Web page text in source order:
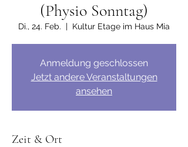
(Physio Sonntag)
Di., 24. Feb.
  |
Kultur Etage im Haus Mia
Anmeldung geschlossen
Jetzt andere Veranstaltungen
ansehen
Zeit & Ort